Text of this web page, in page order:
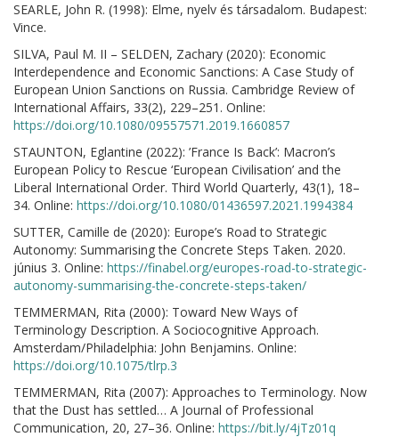
SEARLE, John R. (1998): Elme, nyelv és társadalom. Budapest:
Vince.
SILVA, Paul M. II – SELDEN, Zachary (2020): Economic
Interdependence and Economic Sanctions: A Case Study of
European Union Sanctions on Russia. Cambridge Review of
International Affairs, 33(2), 229–251. Online:
https://doi.org/10.1080/09557571.2019.1660857
STAUNTON, Eglantine (2022): ’France Is Back’: Macron’s
European Policy to Rescue ‘European Civilisation’ and the
Liberal International Order. Third World Quarterly, 43(1), 18–
34. Online: https://doi.org/10.1080/01436597.2021.1994384
SUTTER, Camille de (2020): Europe’s Road to Strategic
Autonomy: Summarising the Concrete Steps Taken. 2020.
június 3. Online: https://finabel.org/europes-road-to-strategic-
autonomy-summarising-the-concrete-steps-taken/
TEMMERMAN, Rita (2000): Toward New Ways of
Terminology Description. A Sociocognitive Approach.
Amsterdam/Philadelphia: John Benjamins. Online:
https://doi.org/10.1075/tlrp.3
TEMMERMAN, Rita (2007): Approaches to Terminology. Now
that the Dust has settled… A Journal of Professional
Communication, 20, 27–36. Online: https://bit.ly/4jTz01q